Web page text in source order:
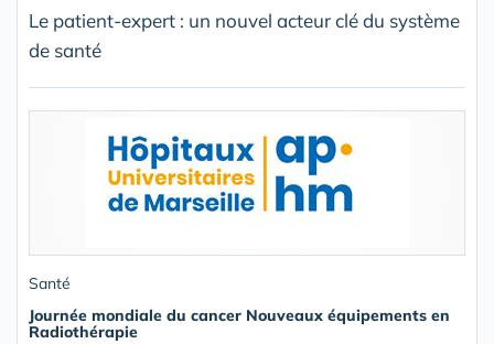
Le patient-expert : un nouvel acteur clé du système
de santé
Santé
Journée mondiale du cancer Nouveaux équipements en
Radiothérapie